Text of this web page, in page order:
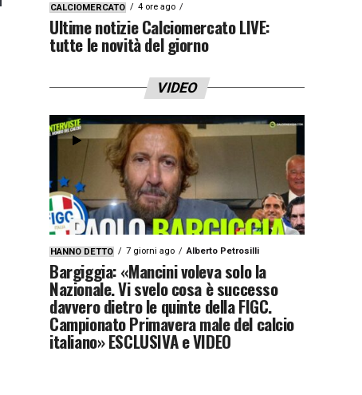
CALCIOMERCATO 4 ore ago
Ultime notizie Calciomercato LIVE:
tutte le novità del giorno
VIDEO
HANNO DETTO 7 giorni ago Alberto Petrosilli
Bargiggia: «Mancini voleva solo la
Nazionale. Vi svelo cosa è successo
davvero dietro le quinte della FIGC.
Campionato Primavera male del calcio
italiano» ESCLUSIVA e VIDEO